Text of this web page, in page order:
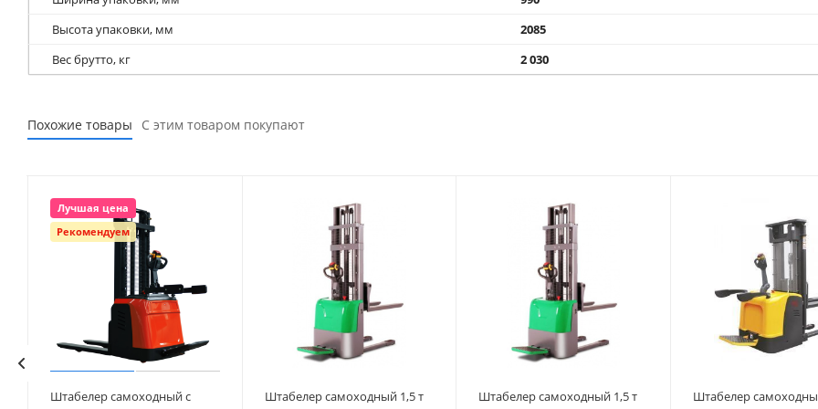
Высота упаковки, мм
2085
Вес брутто, кг
2 030
Похожие товары С этим товаром покупают
Лучшая цена
Рекомендуем
Штабелер самоходный с
Штабелер самоходный 1,5 т
Штабелер самоходный 1,5 т
Штабелер